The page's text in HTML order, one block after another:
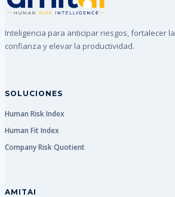
Inteligencia para anticipar riesgos, fortalecer la
confianza y elevar la productividad.
SOLUCIONES
Human Risk Index
Human Fit Index
Company Risk Quotient
AMITAI